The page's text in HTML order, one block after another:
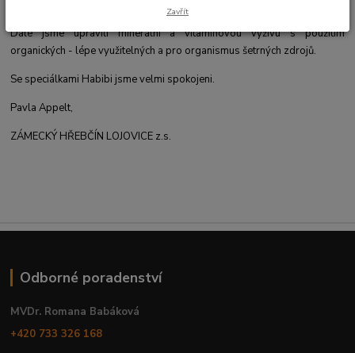
vitamin E). Toto kobylce svědčilo a jaterní testy se pomalu zlepšovaly.
Dále jsme upravili minerální a vitamínovou výživu s použitím
organických - lépe využitelných a pro organismus šetrných zdrojů.
Se speciálkami Habibi jsme velmi spokojeni.
Pavla Appelt,
ZÁMECKÝ HŘEBČÍN LOJOVICE z.s.
Odborné poradenství
MVDr. Romana Babáková
+420 733 326 168
Zavřít